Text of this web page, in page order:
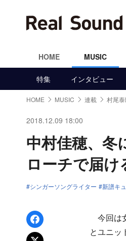
HOME MUSIC
特集 インタビュー
HOME MUSIC 連載 村尾
2018.12.09 18:00
中村佳穂、
ローチで届
シンガーソングライター 新譜キ
Facebookでシェア
今回は
とユニッ